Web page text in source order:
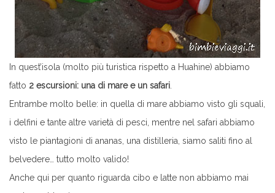
In quest’isola (molto più turistica rispetto a Huahine) abbiamo
fatto 2 escursioni: una di mare e un safari
Entrambe molto belle: in quella di mare abbiamo visto gli squali,
i delfini e tante altre varietà di pesci, mentre nel safari abbiamo
visto le piantagioni di ananas, una distilleria, siamo saliti fino al
belvedere… tutto molto valido!
Anche qui per quanto riguarda cibo e latte non abbiamo mai